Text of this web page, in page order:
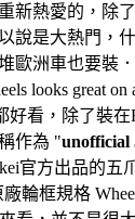
新熱愛的，除
說是大熱門，
歐洲車也要裝
looks great on
好看，除了裝
作為 "unofficial
官方出品的五
輪框規格